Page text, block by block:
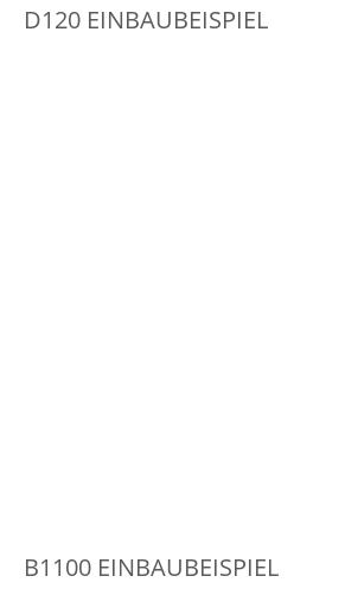
D120 EINBAUBEISPIEL
B1100 EINBAUBEISPIEL